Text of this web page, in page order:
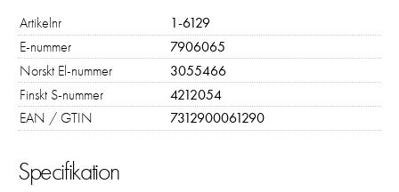
Artikelnr
1-6129
E-nummer
7906065
Norskt El-nummer
3055466
Finskt S-nummer
4212054
EAN / GTIN
7312900061290
Specifikation